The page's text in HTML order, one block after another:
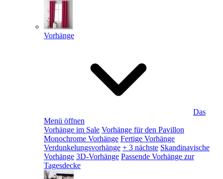
Vorhänge
Das
Menü öffnen
Vorhänge im Sale Vorhänge für den Pavillon
Monochrome Vorhänge Fertige Vorhänge
Verdunkelungsvorhänge + 3 nächste Skandinavische
Vorhänge 3D-Vorhänge Passende Vorhänge zur
Tagesdecke